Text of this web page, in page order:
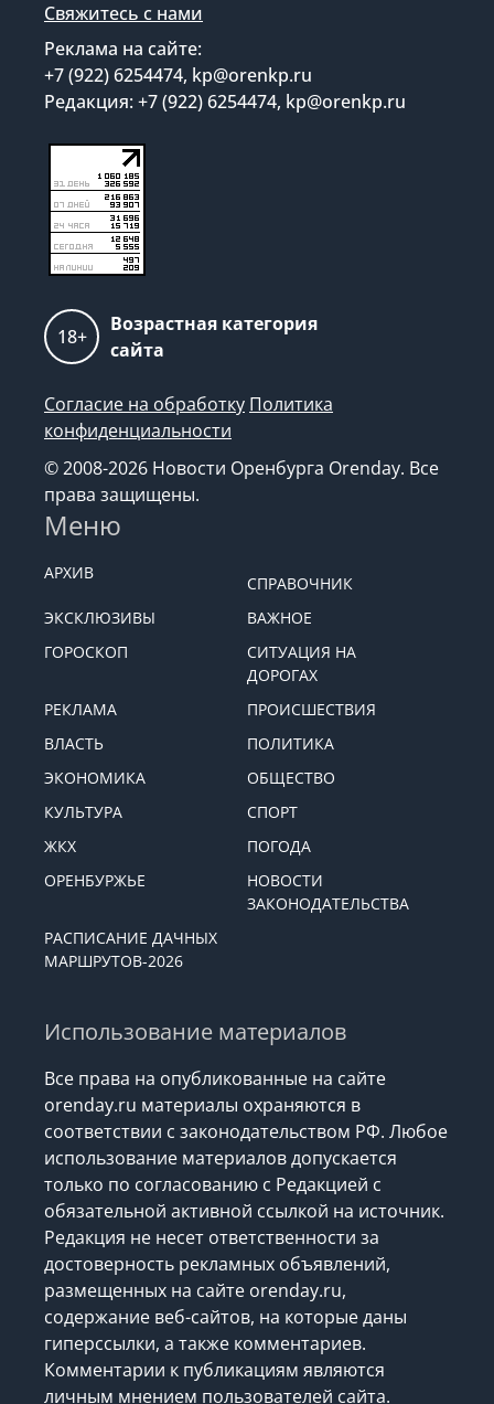
Свяжитесь с нами
Реклама на сайте:
+7 (922) 6254474, kp@orenkp.ru
Редакция: +7 (922) 6254474, kp@orenkp.ru
18+
Возрастная категория
сайта
Согласие на обработку Политика
конфиденциальности
© 2008-2026 Новости Оренбурга Orenday. Все
права защищены.
Меню
АРХИВ
СПРАВОЧНИК
ЭКСКЛЮЗИВЫ
ВАЖНОЕ
ГОРОСКОП
СИТУАЦИЯ НА
ДОРОГАХ
РЕКЛАМА
ПРОИСШЕСТВИЯ
ВЛАСТЬ
ПОЛИТИКА
ЭКОНОМИКА
ОБЩЕСТВО
КУЛЬТУРА
СПОРТ
ЖКХ
ПОГОДА
ОРЕНБУРЖЬЕ
НОВОСТИ
ЗАКОНОДАТЕЛЬСТВА
РАСПИСАНИЕ ДАЧНЫХ
МАРШРУТОВ-2026
Использование материалов
Все права на опубликованные на сайте
orenday.ru материалы охраняются в
соответствии с законодательством РФ. Любое
использование материалов допускается
только по согласованию с Редакцией с
обязательной активной ссылкой на источник.
Редакция не несет ответственности за
достоверность рекламных объявлений,
размещенных на сайте orenday.ru,
содержание веб-сайтов, на которые даны
гиперссылки, а также комментариев.
Комментарии к публикациям являются
личным мнением пользователей сайта.